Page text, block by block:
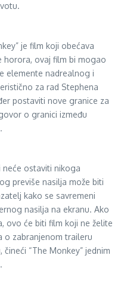
je film koji obećava
horora, ovaj film bi mogao
elemente nadrealnog i
za rad Stephena
postaviti nove granice za
o granici između
neće ostaviti nikoga
previše nasilja može biti
kako se savremeni
nasilja na ekranu. Ako
ovo će biti film koji ne želite
o zabranjenom traileru
“The Monkey” jednim